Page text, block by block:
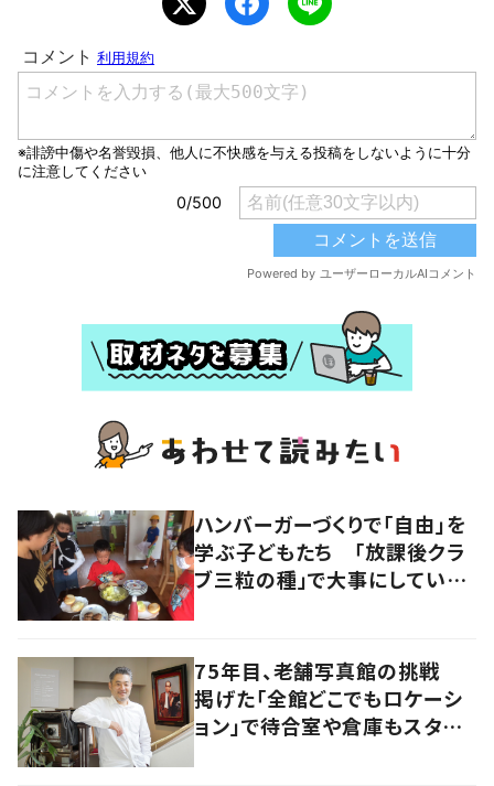
ハンバーガーづくりで「自由」を
学ぶ子どもたち 「放課後クラ
ブ三粒の種」で大事にしている
75年目、老舗写真館の挑戦
掲げた「全館どこでもロケーシ
ョン」で待合室や倉庫もスタジ